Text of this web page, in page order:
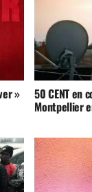
» 50 CENT en
Montpellier